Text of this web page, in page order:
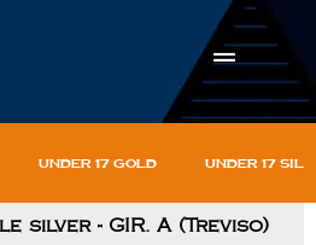
Under 17 gold Under 17
silver - GIR. A (Treviso)